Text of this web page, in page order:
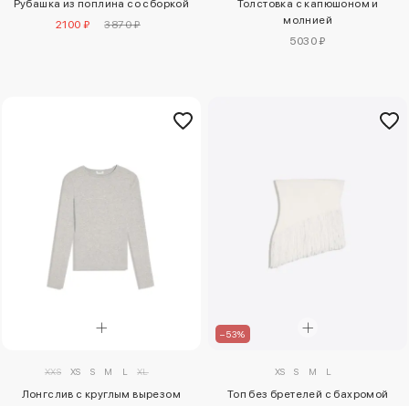
Рубашка из поплина со сборкой
2100 ₽
3870 ₽
Толстовка с капюшоном и
молнией
5030 ₽
XXS XS S M L XL
Лонгслив с круглым вырезом
–53%
XS S M L
Топ без бретелей с бахромой